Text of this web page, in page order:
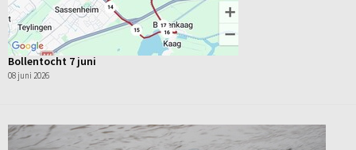
Bollentocht 7 juni
08 juni 2026